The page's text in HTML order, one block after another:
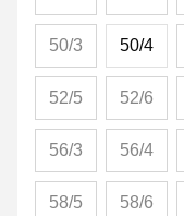
50/3 50/4
52/5 52/6
56/3 56/4
58/5 58/6